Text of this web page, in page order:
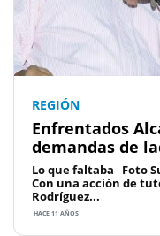
REGIÓN
Enfrentados
demandas de
Lo que faltaba Foto
Con una acción de
Rodríguez...
HACE 11 AÑOS